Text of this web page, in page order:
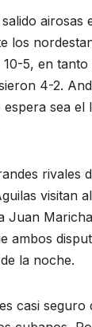
airosas
los
5, en tanto
4-2.
sea el
rivales
visitan
Juan
ambos
la noche.
casi seguro